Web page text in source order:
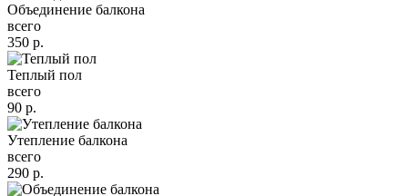
Объединение балкона
всего
350 р.
Теплый пол
всего
90 р.
Утепление балкона
всего
290 р.